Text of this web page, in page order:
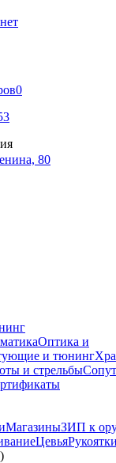
0
80
Оптика и
и тюнинг
и стрельбы
МагазиныЗИП к
ЦевьяРукоятки